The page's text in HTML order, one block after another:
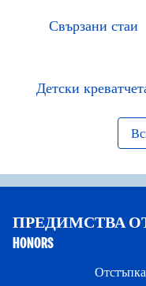
Свързани стаи
Детски
ПРЕДИМСТВА ОТ
HONORS